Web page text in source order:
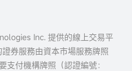
Inc. 提供的線上交易平
券服務由資本市場服務牌照
支付機構牌照（認證編號：